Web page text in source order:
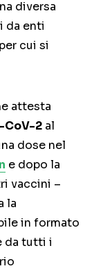
diversa
da enti
cui si
attesta
CoV-2 al
dose nel
e dopo la
vaccini –
la
in formato
da tutti i